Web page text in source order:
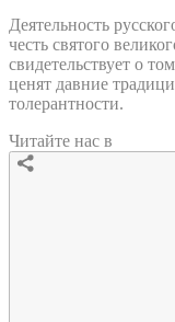
Деятельность
честь святого
свидетельствует о
ценят давние
толерантности.
Читайте нас в